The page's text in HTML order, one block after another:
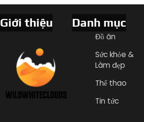
Giới thiệu Danh mục
Đồ ăn
Sức khỏe &
Làm đẹp
Thể thao
Tin tức